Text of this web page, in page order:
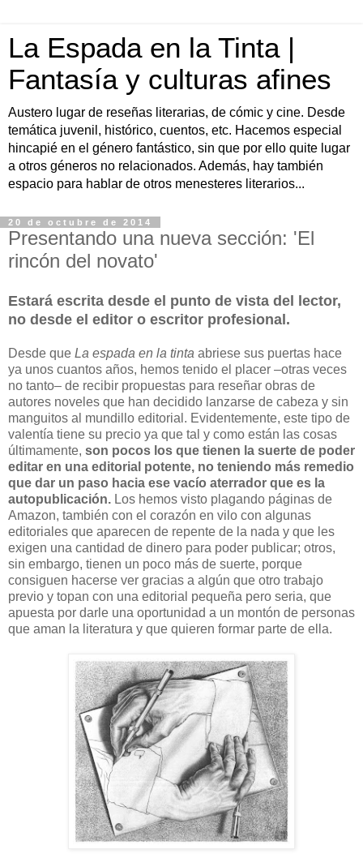
La Espada en la Tinta |
Fantasía y culturas afines
Austero lugar de reseñas literarias, de cómic y cine. Desde
temática juvenil, histórico, cuentos, etc. Hacemos especial
hincapié en el género fantástico, sin que por ello quite lugar
a otros géneros no relacionados. Además, hay también
espacio para hablar de otros menesteres literarios...
20 de octubre de 2014
Presentando una nueva sección: 'El
rincón del novato'
Estará escrita desde el punto de vista del lector,
no desde el editor o escritor profesional.
Desde que La espada en la tinta abriese sus puertas hace
ya unos cuantos años, hemos tenido el placer –otras veces
no tanto– de recibir propuestas para reseñar obras de
autores noveles que han decidido lanzarse de cabeza y sin
manguitos al mundillo editorial. Evidentemente, este tipo de
valentía tiene su precio ya que tal y como están las cosas
últimamente, son pocos los que tienen la suerte de poder
editar en una editorial potente, no teniendo más remedio
que dar un paso hacia ese vacío aterrador que es la
autopublicación. Los hemos visto plagando páginas de
Amazon, también con el corazón en vilo con algunas
editoriales que aparecen de repente de la nada y que les
exigen una cantidad de dinero para poder publicar; otros,
sin embargo, tienen un poco más de suerte, porque
consiguen hacerse ver gracias a algún que otro trabajo
previo y topan con una editorial pequeña pero seria, que
apuesta por darle una oportunidad a un montón de personas
que aman la literatura y que quieren formar parte de ella.